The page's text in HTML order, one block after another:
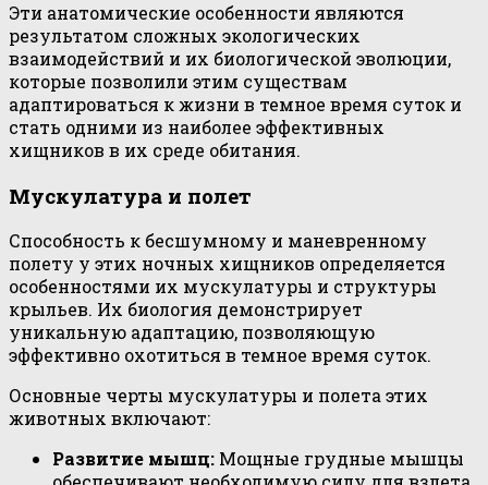
Эти анатомические особенности являются
результатом сложных экологических
взаимодействий и их биологической эволюции,
которые позволили этим существам
адаптироваться к жизни в темное время суток и
стать одними из наиболее эффективных
хищников в их среде обитания.
Мускулатура и полет
Способность к бесшумному и маневренному
полету у этих ночных хищников определяется
особенностями их мускулатуры и структуры
крыльев. Их биология демонстрирует
уникальную адаптацию, позволяющую
эффективно охотиться в темное время суток.
Основные черты мускулатуры и полета этих
животных включают:
Развитие мышц: Мощные грудные мышцы